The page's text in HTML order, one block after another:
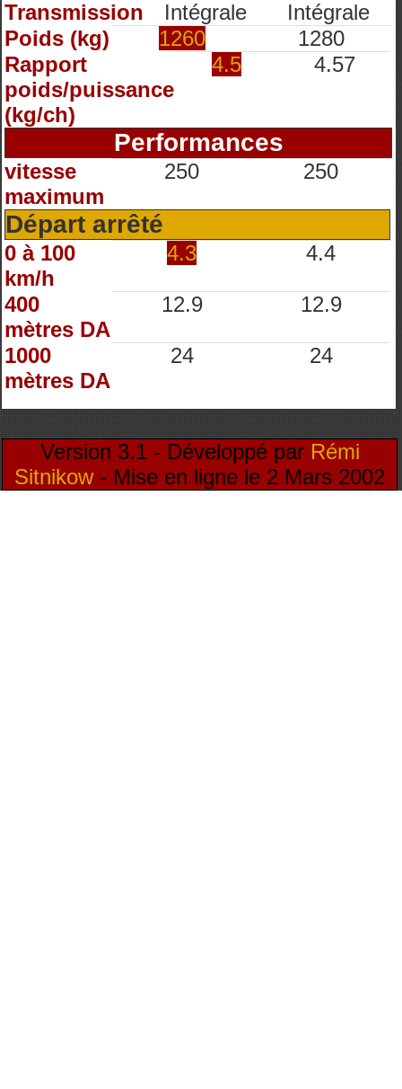
Transmission Intégrale
Intégrale
Poids (kg)
1260
1280
Rapport
poids/puissance
(kg/ch)
4.5 4.57
Performances
vitesse
maximum
250 250
Départ arrêté
0 à 100
km/h
4.3 4.4
400
mètres DA
12.9 12.9
1000
mètres DA
24 24
Version 3.1 - Développé par Rémi
Sitnikow- Mise en ligne le 2 Mars 2002